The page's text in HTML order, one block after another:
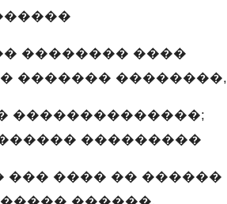
�������� ����
������� ��������,
��������������;
���������
��� ���� �� ������